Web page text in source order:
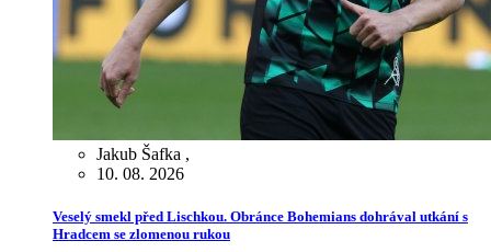
Jakub Šafka ,
10. 08. 2026
Veselý smekl před Lischkou. Obránce Bohemians dohrával utkání s
Hradcem se zlomenou rukou